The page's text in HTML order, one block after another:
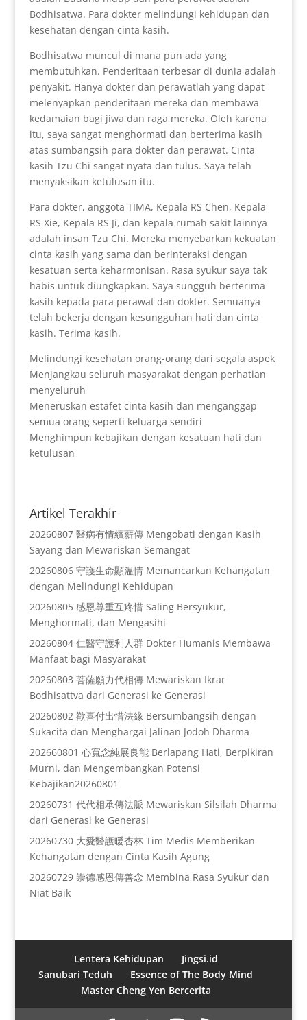
Bodhisatwa. Para dokter melindungi kehidupan dan
kesehatan dengan cinta kasih.
Bodhisatwa muncul di mana pun ada yang
membutuhkan. Penderitaan terbesar di dunia adalah
penyakit. Hanya dokter dan perawatlah yang dapat
melenyapkan penderitaan mereka dan membawa
kedamaian bagi jiwa dan raga mereka. Oleh karena
itu, saya sangat menghormati dan berterima kasih
atas sumbangsih para dokter dan perawat. Cinta
kasih Tzu Chi sangat nyata dan tulus. Saya telah
menyaksikan ketulusan itu.
Para dokter, anggota TIMA, Kepala RS Chen, Kepala
RS Xie, Kepala RS Ji, dan kepala rumah sakit lainnya
adalah insan Tzu Chi. Mereka menyebarkan kekuatan
cinta kasih yang sama dan berinteraksi dengan
kesatuan serta keharmonisan. Rasa syukur saya tak
habis untuk diungkapkan. Saya sungguh berterima
kasih kepada para perawat dan dokter. Semuanya
telah bekerja dengan kesungguhan hati dan cinta
kasih. Terima kasih.
Melindungi kesehatan orang-orang dari segala aspek
Menjangkau seluruh masyarakat dengan perhatian
menyeluruh
Meneruskan estafet cinta kasih dan menganggap
semua orang seperti keluarga sendiri
Menghimpun kebajikan dengan kesatuan hati dan
ketulusan
Artikel Terakhir
20260807 醫病有情續薪傳 Mengobati dengan Kasih
Sayang dan Mewariskan Semangat
20260806 守護生命顯溫情 Memancarkan Kehangatan
dengan Melindungi Kehidupan
20260805 感恩尊重互疼惜 Saling Bersyukur,
Menghormati, dan Mengasihi
20260804 仁醫守護利人群 Dokter Humanis Membawa
Manfaat bagi Masyarakat
20260803 菩薩願力代相傳 Mewariskan Ikrar
Bodhisattva dari Generasi ke Generasi
20260802 歡喜付出惜法緣 Bersumbangsih dengan
Sukacita dan Menghargai Jalinan Jodoh Dharma
202660801 心寬念純展良能 Berlapang Hati, Berpikiran
Murni, dan Mengembangkan Potensi
Kebajikan20260801
20260731 代代相承傳法脈 Mewariskan Silsilah Dharma
dari Generasi ke Generasi
20260730 大愛醫護暖杏林 Tim Medis Memberikan
Kehangatan dengan Cinta Kasih Agung
20260729 崇德感恩傳善念 Membina Rasa Syukur dan
Niat Baik
Lentera Kehidupan
Jingsi.id
Sanubari Teduh
Essence of The Body Mind
Master Cheng Yen Bercerita